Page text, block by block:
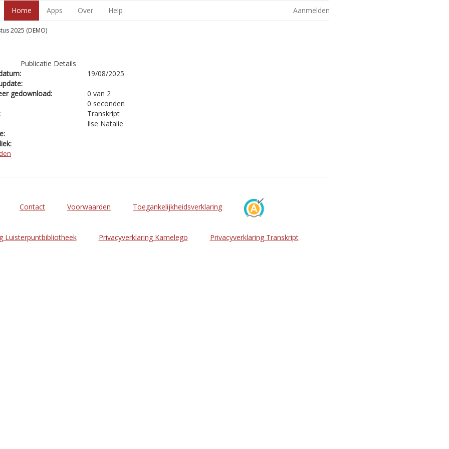
Home Apps Over Help Aanmelden
2025 (DEMO)
Publicatie Details
19/08/2025
gedownload:
0 van 2
0 seconden
Transkript
Ilse Natalie
Contact Voorwaarden Toegankelijkheidsverklaring
Luisterpuntbibliotheek Privacyverklaring Kamelego Privacyverklaring Transkript